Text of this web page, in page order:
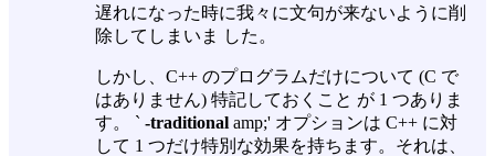
遅れになった時に我々に文句が来ないように削
除してしまいま した。
しかし、C++ のプログラムだけについて (C で
はありません) 特記しておくこと が 1 つありま
す。 ` -traditional amp;' オプションは C++ に対
して 1 つだけ特別な効果を持ちます。それは、